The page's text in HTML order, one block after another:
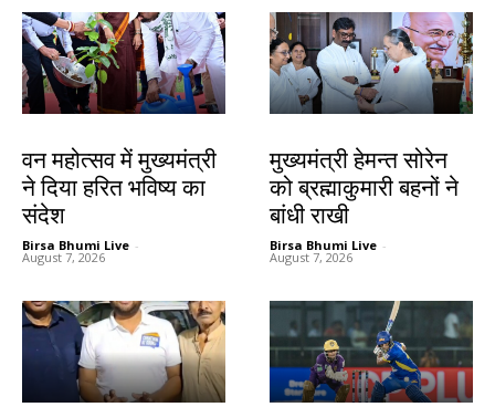
वन महोत्सव में मुख्यमंत्री
ने दिया हरित भविष्य का
संदेश
Birsa Bhumi Live -
August 7, 2026
मुख्यमंत्री हेमन्त सोरेन
को ब्रह्माकुमारी बहनों ने
बांधी राखी
Birsa Bhumi Live -
August 7, 2026